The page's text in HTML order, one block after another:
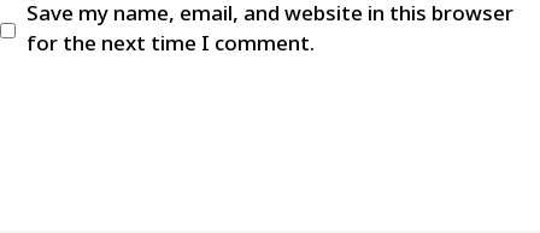
Save my name, email, and website in this browser
for the next time I comment.